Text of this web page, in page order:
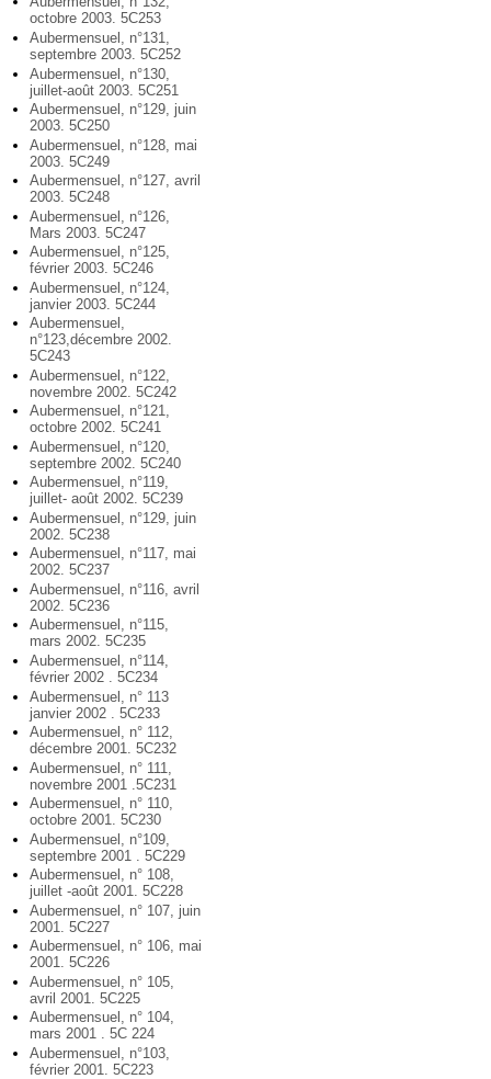
octobre 2003. 5C253
Aubermensuel, n°131,
septembre 2003. 5C252
Aubermensuel, n°130,
juillet-août 2003. 5C251
Aubermensuel, n°129, juin
2003. 5C250
Aubermensuel, n°128, mai
2003. 5C249
Aubermensuel, n°127, avril
2003. 5C248
Aubermensuel, n°126,
Mars 2003. 5C247
Aubermensuel, n°125,
février 2003. 5C246
Aubermensuel, n°124,
janvier 2003. 5C244
Aubermensuel,
n°123,décembre 2002.
5C243
Aubermensuel, n°122,
novembre 2002. 5C242
Aubermensuel, n°121,
octobre 2002. 5C241
Aubermensuel, n°120,
septembre 2002. 5C240
Aubermensuel, n°119,
juillet- août 2002. 5C239
Aubermensuel, n°129, juin
2002. 5C238
Aubermensuel, n°117, mai
2002. 5C237
Aubermensuel, n°116, avril
2002. 5C236
Aubermensuel, n°115,
mars 2002. 5C235
Aubermensuel, n°114,
février 2002 . 5C234
Aubermensuel, n° 113
janvier 2002 . 5C233
Aubermensuel, n° 112,
décembre 2001. 5C232
Aubermensuel, n° 111,
novembre 2001 .5C231
Aubermensuel, n° 110,
octobre 2001. 5C230
Aubermensuel, n°109,
septembre 2001 . 5C229
Aubermensuel, n° 108,
juillet -août 2001. 5C228
Aubermensuel, n° 107, juin
2001. 5C227
Aubermensuel, n° 106, mai
2001. 5C226
Aubermensuel, n° 105,
avril 2001. 5C225
Aubermensuel, n° 104,
mars 2001 . 5C 224
Aubermensuel, n°103,
février 2001. 5C223